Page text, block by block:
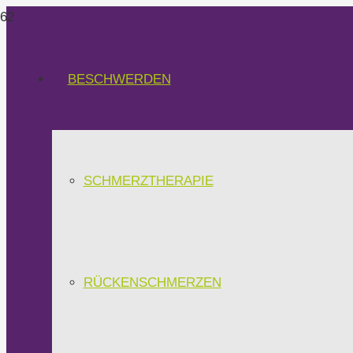
BESCHWERDEN
SCHMERZTHERAPIE
RÜCKENSCHMERZEN